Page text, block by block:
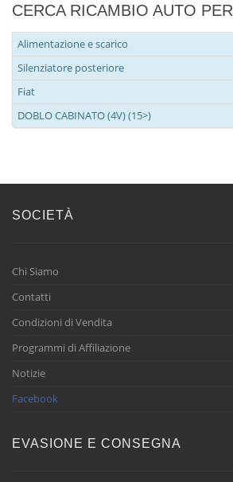
CERCA RICAMBIO AUTO PER
Alimentazione e scarico
Silenziatore posteriore
Fiat
DOBLO CABINATO (4V) (15>)
SOCIETÀ
Chi Siamo
Contatti
Condizioni di Vendita
Programmi di Affiliazione
Notizie
Facebook
EVASIONE E CONSEGNA